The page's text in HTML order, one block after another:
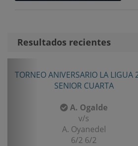
Resultados recientes
TORNEO ANIVERSARIO LA LIGUA
SENIOR CUARTA
A. Ogalde
v/s
A. Oyanedel
6/2 6/2